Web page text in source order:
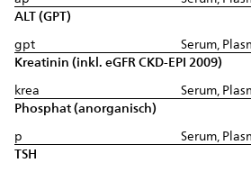
ALT (GPT)
gpt
Serum,
Kreatinin (inkl. eGFR CKD-EPI 2009)
krea
Serum,
Phosphat (anorganisch)
p
Serum,
TSH